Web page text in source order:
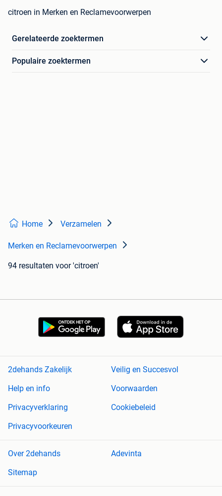
citroen in Merken en Reclamevoorwerpen
Gerelateerde zoektermen
Populaire zoektermen
Home Verzamelen
Merken en Reclamevoorwerpen
94 resultaten voor 'citroen'
2dehands Zakelijk
Veilig en Succesvol
Help en info
Voorwaarden
Privacyverklaring
Cookiebeleid
Privacyvoorkeuren
Over 2dehands
Adevinta
Sitemap